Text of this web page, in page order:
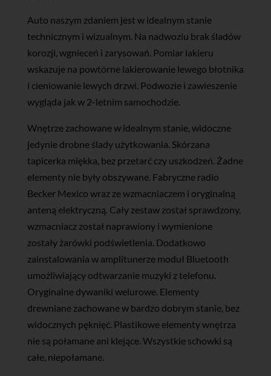
Auto naszym zdaniem jest w idealnym stanie
technicznym i wizualnym. Na nadwoziu brak śladów
korozji, wgnieceń i zarysowań. Pomiar lakieru
wskazuje na powtórne lakierowanie lewego błotnika
i cieniowanie lewych drzwi. Podwozie i zawieszenie
wygląda jak w 2-letnim samochodzie.
Wnętrze zachowane w idealnym stanie, widoczne
jedynie drobne ślady użytkowania. Skórzana
tapicerka miękka, bez przetarć czy uszkodzeń. Żadne
elementy nie były obszywane. Fabryczne radio
Becker Mexico wraz ze wzmacniaczem i oryginalną
anteną elektryczną. Cały zestaw został sprawdzony,
wzmacniacz został naprawiony i wymienione
zostały żarówki podświetlenia. Dodatkowo
zainstalowania w amplitunerze moduł Bluetooth
umożliwiający odtwarzanie muzyki z telefonu.
Oryginalne dywaniki welurowe. Elementy
drewniane zachowane w bardzo dobrym stanie, bez
widocznych pęknięć. Plastikowe elementy wnętrza
nie są połamane ani klejące. Wszystkie schowki są
całe, niepołamane.